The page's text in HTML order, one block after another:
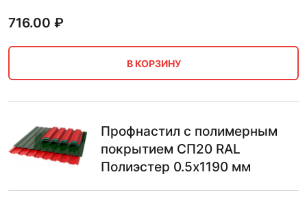
716.00 ₽
В КОРЗИНУ
Профнастил с полимерным
покрытием СП20 RAL
Полиэстер 0.5х1190 мм